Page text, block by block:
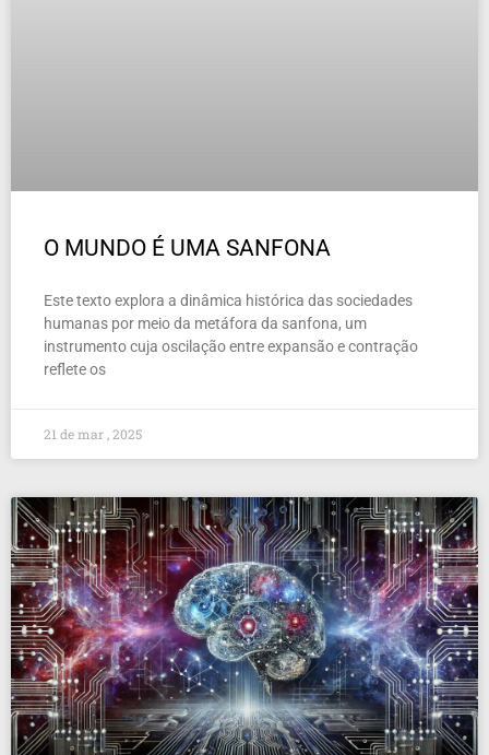
O MUNDO É UMA SANFONA
Este texto explora a dinâmica histórica das sociedades
humanas por meio da metáfora da sanfona, um
instrumento cuja oscilação entre expansão e contração
reflete os
21 de mar , 2025